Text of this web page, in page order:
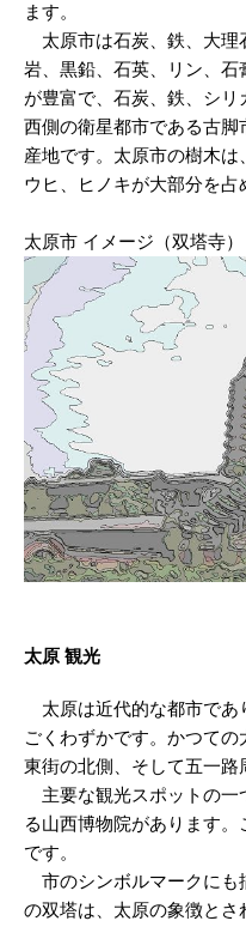
ます。
太原市は石炭、鉄、大理
岩、黒鉛、石英、リン、
が豊富で、石炭、鉄、シリ
西側の衛星都市である古
産地です。太原市の樹木は
ウヒ、ヒノキが大部分を占
太原市 イメージ（双塔寺）
太原 観光
太原は近代的な都市であ
ごくわずかです。かつて
東街の北側、そして五一路
主要な観光スポットの一
る山西博物院があります
です。
市のシンボルマークにも
の双塔は、太原の象徴と